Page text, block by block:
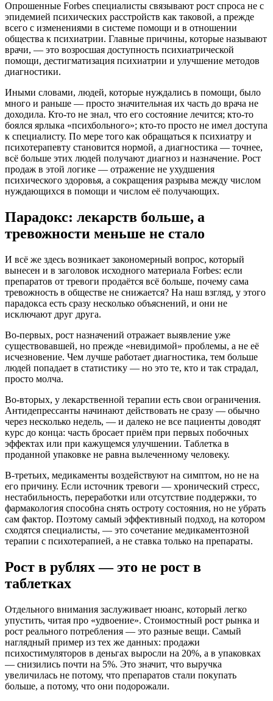
Опрошенные Forbes специалисты связывают рост спроса не с
эпидемией психических расстройств как таковой, а прежде
всего с изменениями в системе помощи и в отношении
общества к психиатрии. Главные причины, которые называют
врачи, — это возросшая доступность психиатрической
помощи, дестигматизация психиатрии и улучшение методов
диагностики.
Иными словами, людей, которые нуждались в помощи, было
много и раньше — просто значительная их часть до врача не
доходила. Кто-то не знал, что его состояние лечится; кто-то
боялся ярлыка «психбольного»; кто-то просто не имел доступа
к специалисту. По мере того как обращаться к психиатру и
психотерапевту становится нормой, а диагностика — точнее,
всё больше этих людей получают диагноз и назначение. Рост
продаж в этой логике — отражение не ухудшения
психического здоровья, а сокращения разрыва между числом
нуждающихся в помощи и числом её получающих.
Парадокс: лекарств больше, а
тревожности меньше не стало
И всё же здесь возникает закономерный вопрос, который
вынесен и в заголовок исходного материала Forbes: если
препаратов от тревоги продаётся всё больше, почему сама
тревожность в обществе не снижается? На наш взгляд, у этого
парадокса есть сразу несколько объяснений, и они не
исключают друг друга.
Во-первых, рост назначений отражает выявление уже
существовавшей, но прежде «невидимой» проблемы, а не её
исчезновение. Чем лучше работает диагностика, тем больше
людей попадает в статистику — но это те, кто и так страдал,
просто молча.
Во-вторых, у лекарственной терапии есть свои ограничения.
Антидепрессанты начинают действовать не сразу — обычно
через несколько недель, — и далеко не все пациенты доводят
курс до конца: часть бросает приём при первых побочных
эффектах или при кажущемся улучшении. Таблетка в
проданной упаковке не равна вылеченному человеку.
В-третьих, медикаменты воздействуют на симптом, но не на
его причину. Если источник тревоги — хронический стресс,
нестабильность, переработки или отсутствие поддержки, то
фармакология способна снять остроту состояния, но не убрать
сам фактор. Поэтому самый эффективный подход, на котором
сходятся специалисты, — это сочетание медикаментозной
терапии с психотерапией, а не ставка только на препараты.
Рост в рублях — это не рост в
таблетках
Отдельного внимания заслуживает нюанс, который легко
упустить, читая про «удвоение». Стоимостный рост рынка и
рост реального потребления — это разные вещи. Самый
наглядный пример из тех же данных: продажи
психостимуляторов в деньгах выросли на 20%, а в упаковках
— снизились почти на 5%. Это значит, что выручка
увеличилась не потому, что препаратов стали покупать
больше, а потому, что они подорожали.